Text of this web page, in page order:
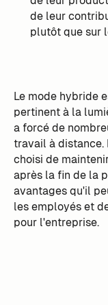
de leur
plutôt que sur
Le mode hybride
pertinent à la
a forcé de
travail à distance.
choisi de
après la fin de la
avantages qu'il
les employés et
pour l'entreprise.